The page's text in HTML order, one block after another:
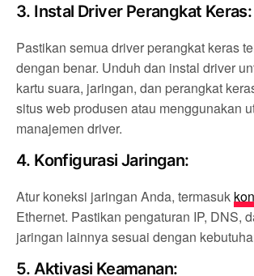
3. Instal Driver Perangkat Keras:
Pastikan semua driver perangkat keras
dengan benar. Unduh dan instal driver
kartu suara, jaringan, dan perangkat
situs web produsen atau menggunakan
manajemen driver.
4. Konfigurasi Jaringan:
Atur koneksi jaringan Anda, termasuk
Ethernet. Pastikan pengaturan IP, DNS,
jaringan lainnya sesuai dengan
5. Aktivasi Keamanan: